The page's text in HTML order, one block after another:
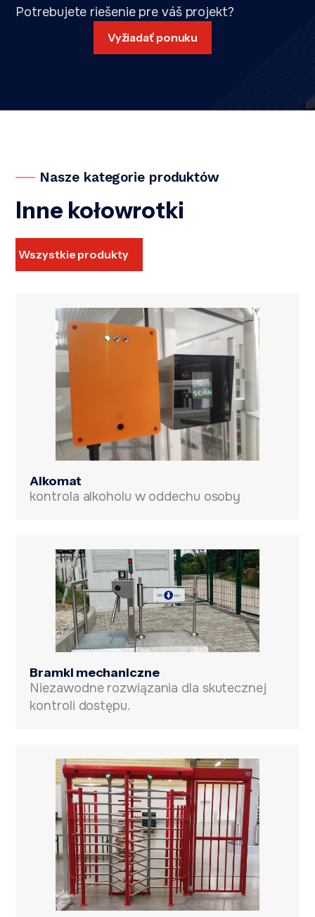
Potrebujete riešenie pre váš projekt?
Vyžiadať ponuku
Nasze kategorie produktów
Inne kołowrotki
Wszystkie produkty
Alkomat
kontrola alkoholu w oddechu osoby
Bramki mechaniczne
Niezawodne rozwiązania dla skutecznej
kontroli dostępu.